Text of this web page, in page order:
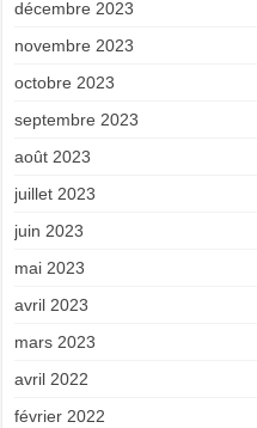
décembre 2023
novembre 2023
octobre 2023
septembre 2023
août 2023
juillet 2023
juin 2023
mai 2023
avril 2023
mars 2023
avril 2022
février 2022